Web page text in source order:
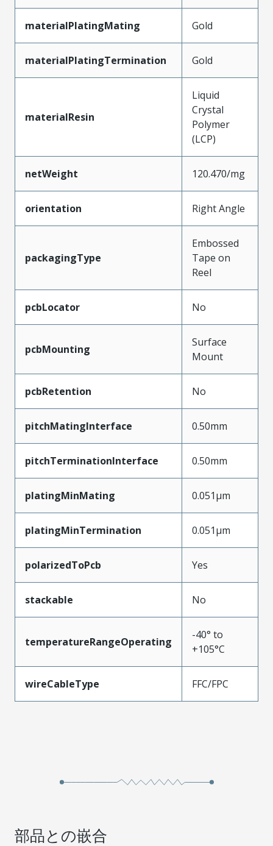
materialPlatingMating Gold
materialPlatingTermination Gold
materialResin
Liquid
Crystal
Polymer
(LCP)
netWeight 120.470/mg
orientation Right Angle
packagingType
Embossed
Tape on
Reel
pcbLocator No
pcbMounting
Surface
Mount
pcbRetention No
pitchMatingInterface 0.50mm
pitchTerminationInterface 0.50mm
platingMinMating 0.051µm
platingMinTermination 0.051µm
polarizedToPcb Yes
stackable No
temperatureRangeOperating
-40° to
+105°C
wireCableType FFC/FPC
部品との嵌合